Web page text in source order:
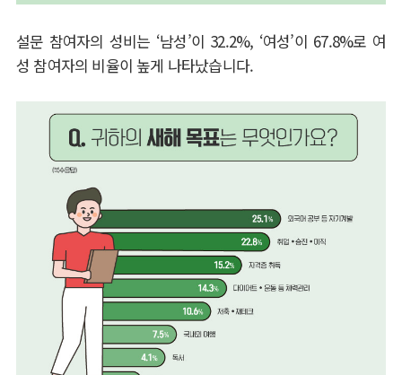
설문 참여자의 성비는 ‘남성’이 32.2%, ‘여성’이 67.8%로 여
성 참여자의 비율이 높게 나타났습니다.